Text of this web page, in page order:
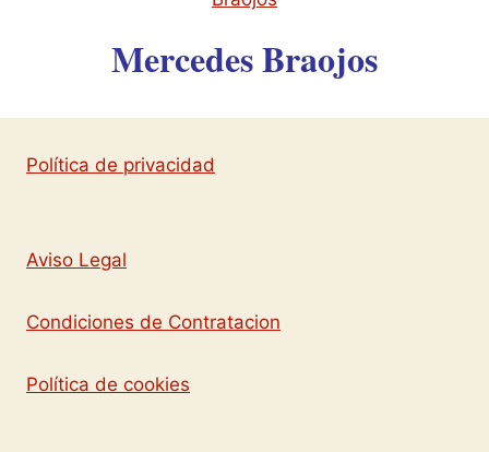
Mercedes Braojos
Política de privacidad
Aviso Legal
Condiciones de Contratacion
Política de cookies